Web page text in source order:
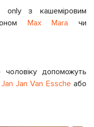
only з кашеміровим
Max Mara чи
чоловіку допоможуть
Jan Jan Van Essche або